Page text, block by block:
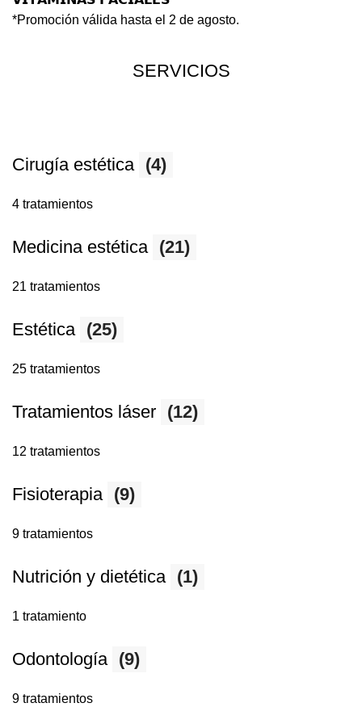
*Promoción válida hasta el 2 de agosto.
SERVICIOS
Cirugía estética (4)
4 tratamientos
Medicina estética (21)
21 tratamientos
Estética (25)
25 tratamientos
Tratamientos láser (12)
12 tratamientos
Fisioterapia (9)
9 tratamientos
Nutrición y dietética (1)
1 tratamiento
Odontología (9)
9 tratamientos